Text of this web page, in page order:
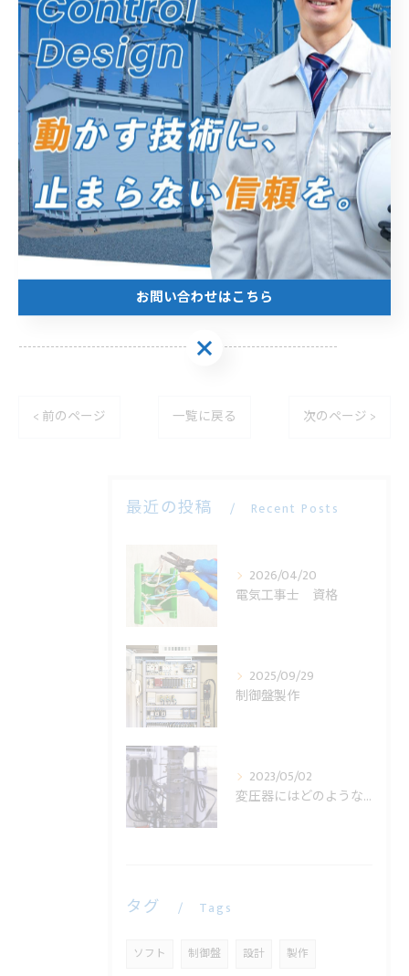
▼まとめ
制御盤は、電気で動く機械や設備などを操作・制御するため
の装置です。
主に建物の壁などに設置され、箱型の本体の中にはさまざま
な機器が入っています。
弊社では制御盤の組み立てや設置などのご依頼も承っており
ますので、気軽にお問い合わせください。
----------------------------------------------------------------------
エムアイ電機株式会社
住所 :静岡県浜松市中央区北島町７９６−１
053-571-2700
----------------------------------------------------------------------
< 前のページ 一覧に戻る 次のページ >
最近の投稿 Recent Posts
2026/04/20
電気工事士 資格
2025/09/29
制御盤製作
2023/05/02
変圧器にはどのような役割があるの？
タグ Tags
ソフト 制御盤 設計 製作
お問い合わせはこちら
お問い合わせはこちら